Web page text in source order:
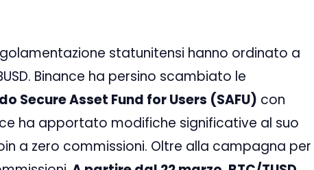
statunitensi hanno ordinato a
Binance ha persino scambiato le
Secure Asset Fund for Users (SAFU) con
ha apportato modifiche significative al suo
a zero commissioni. Oltre alla campagna per